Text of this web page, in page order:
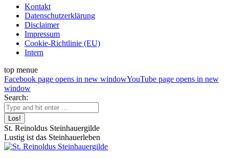
Kontakt
Datenschutzerklärung
Disclaimer
Impressum
Cookie-Richtlinie (EU)
Intern
top menue
Facebook page opens in new windowYouTube page opens in new
window
Search:
St. Reinoldus Steinhauergilde
Lustig ist das Steinhauerleben